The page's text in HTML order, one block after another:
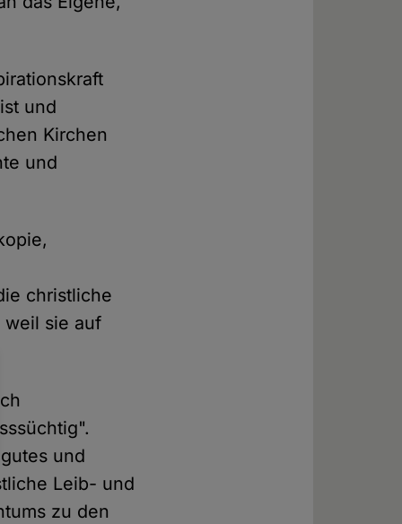
und
Kirchen
und
christliche
weil sie auf
und
Leib- und
zu den